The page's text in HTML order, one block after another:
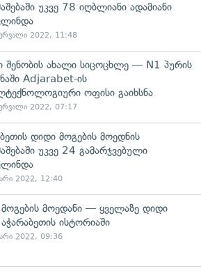
უკვე 78 იღბლიანი ადამიანი
2022, 11:48
შენობის ახალი სიცოცხლე — N1 პურის
Adjarabet-ის
ოფისი გაიხსნა
2022, 07:17
დიდი მოგების მოედნის
უკვე 24 გამარჯვებული
2022, 12:40
მოედანი — ყველაზე დიდი
აჭარაბეთის ისტორიაში
2022, 09:36